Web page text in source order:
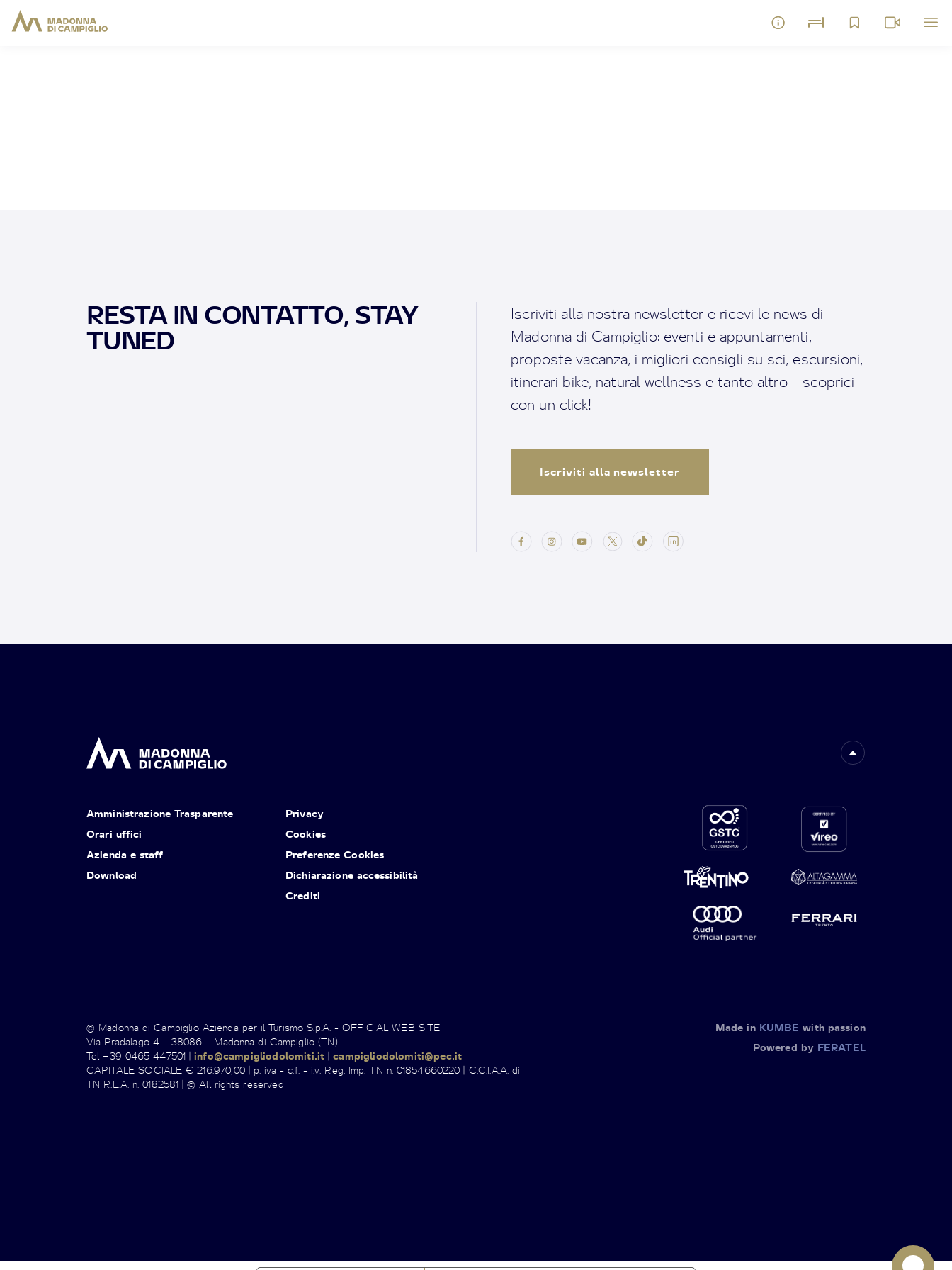
RESTA IN CONTATTO, STAY
TUNED
Iscriviti alla nostra newsletter e ricevi le news di
Madonna di Campiglio: eventi e appuntamenti,
proposte vacanza, i migliori consigli su sci, escursioni,
itinerari bike, natural wellness e tanto altro - scoprici
con un click!
Iscriviti alla newsletter
Amministrazione Trasparente
Orari uffici
Azienda e staff
Download
Privacy
Cookies
Preferenze Cookies
Dichiarazione accessibilità
Crediti
© Madonna di Campiglio Azienda per il Turismo S.p.A. - OFFICIAL WEB SITE
Via Pradalago 4 – 38086 – Madonna di Campiglio (TN)
Tel +39 0465 447501 |info@campigliodolomiti.it |campigliodolomiti@pec.it
CAPITALE SOCIALE € 216.970,00 | p. iva - c.f. - i.v. Reg. Imp. TN n. 01854660220 | C.C.I.A.A. di
TN R.E.A. n. 0182581 | © All rights reserved
Made in KUMBE with passion
Powered by FERATEL